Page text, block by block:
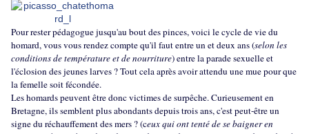
Pour rester pédagogue jusqu'au bout des pinces, voici le cycle de vie du
homard, vous vous rendez compte qu'il faut entre un et deux ans (selon les
conditions de température et de nourriture) entre la parade sexuelle et
l'éclosion des jeunes larves ? Tout cela après avoir attendu une mue pour que
la femelle soit fécondée.
Les homards peuvent être donc victimes de surpêche. Curieusement en
Bretagne, ils semblent plus abondants depuis trois ans, c'est peut-être un
signe du réchauffement des mers ? (ceux qui ont tenté de se baigner en